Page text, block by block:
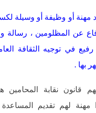
مهنة أو وظيفة أو وسيلة
عن المظلومين ، رسالة
في توجيه الثقافة
بها .
قانون نقابة المحامين
مهنة لهم تقديم المساعدة